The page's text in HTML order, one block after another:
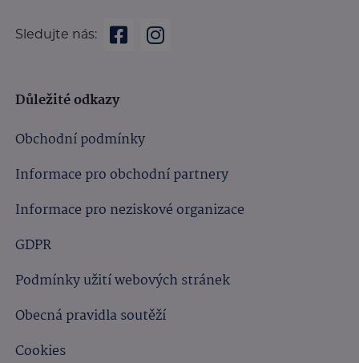
Sledujte nás:
Důležité odkazy
Obchodní podmínky
Informace pro obchodní partnery
Informace pro neziskové organizace
GDPR
Podmínky užití webových stránek
Obecná pravidla soutěží
Cookies